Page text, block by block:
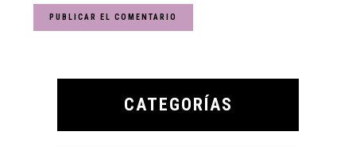
Primary
CATEGORÍAS